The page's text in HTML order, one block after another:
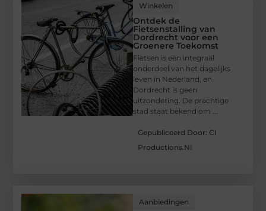
Winkelen
Ontdek de
Fietsenstalling van
Dordrecht voor een
Groenere Toekomst
Fietsen is een integraal
onderdeel van het dagelijks
leven in Nederland, en
Dordrecht is geen
uitzondering. De prachtige
stad staat bekend om ...
Gepubliceerd Door: CI
Productions.nl
Aanbiedingen